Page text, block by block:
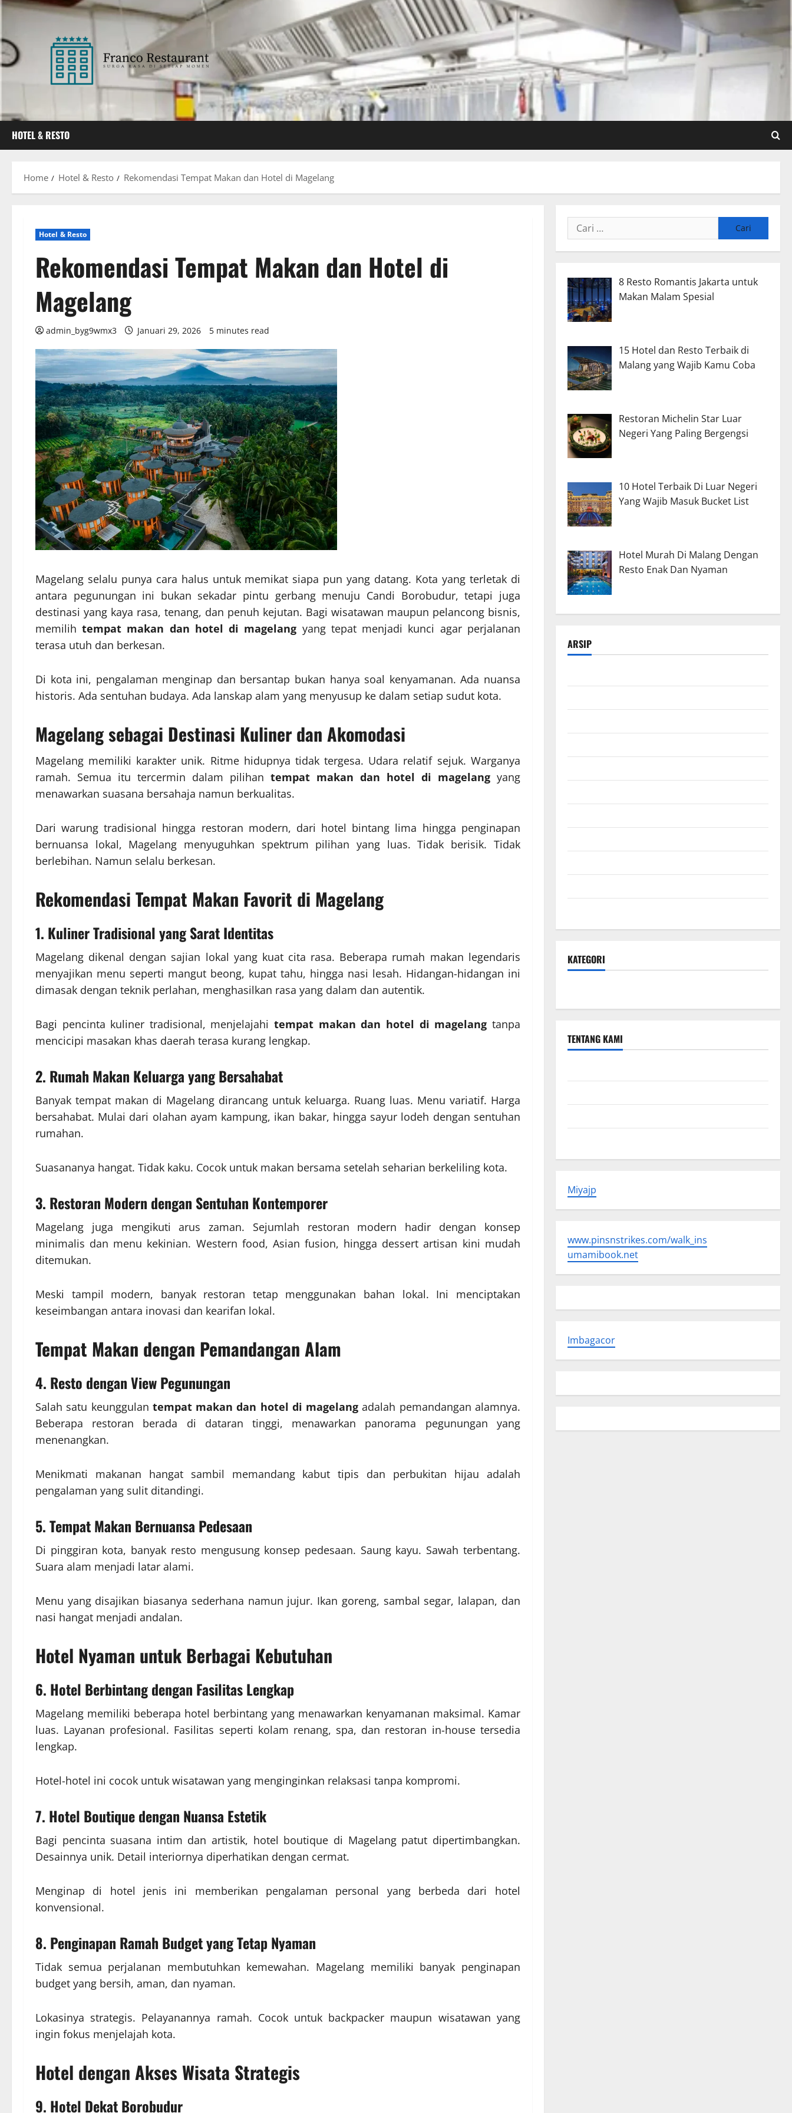
Skip
content
HOTEL & RESTO
Home Hotel & Resto Rekomendasi Tempat Makan dan Hotel di Magelang
Hotel & Resto
Rekomendasi Tempat Makan dan Hotel di
Magelang
admin_byg9wmx3 Januari 29, 2026 5 minutes read
Magelang selalu punya cara halus untuk memikat siapa pun yang datang. Kota yang terletak di
antara pegunungan ini bukan sekadar pintu gerbang menuju Candi Borobudur, tetapi juga
destinasi yang kaya rasa, tenang, dan penuh kejutan. Bagi wisatawan maupun pelancong bisnis,
memilihtempat makan dan hotel di magelang yang tepat menjadi kunci agar perjalanan
terasa utuh dan berkesan.
Di kota ini, pengalaman menginap dan bersantap bukan hanya soal kenyamanan. Ada nuansa
historis. Ada sentuhan budaya. Ada lanskap alam yang menyusup ke dalam setiap sudut kota.
Magelang sebagai Destinasi Kuliner dan Akomodasi
Magelang memiliki karakter unik. Ritme hidupnya tidak tergesa. Udara relatif sejuk. Warganya
ramah. Semua itu tercermin dalam pilihan tempat makan dan hotel di magelangyang
menawarkan suasana bersahaja namun berkualitas.
Dari warung tradisional hingga restoran modern, dari hotel bintang lima hingga penginapan
bernuansa lokal, Magelang menyuguhkan spektrum pilihan yang luas. Tidak berisik. Tidak
berlebihan. Namun selalu berkesan.
Rekomendasi Tempat Makan Favorit di Magelang
1. Kuliner Tradisional yang Sarat Identitas
Magelang dikenal dengan sajian lokal yang kuat cita rasa. Beberapa rumah makan legendaris
menyajikan menu seperti mangut beong, kupat tahu, hingga nasi lesah. Hidangan-hidangan ini
dimasak dengan teknik perlahan, menghasilkan rasa yang dalam dan autentik.
Bagi pencinta kuliner tradisional, menjelajahitempat makan dan hotel di magelang tanpa
mencicipi masakan khas daerah terasa kurang lengkap.
2. Rumah Makan Keluarga yang Bersahabat
Banyak tempat makan di Magelang dirancang untuk keluarga. Ruang luas. Menu variatif. Harga
bersahabat. Mulai dari olahan ayam kampung, ikan bakar, hingga sayur lodeh dengan sentuhan
rumahan.
Suasananya hangat. Tidak kaku. Cocok untuk makan bersama setelah seharian berkeliling kota.
3. Restoran Modern dengan Sentuhan Kontemporer
Magelang juga mengikuti arus zaman. Sejumlah restoran modern hadir dengan konsep
minimalis dan menu kekinian. Western food, Asian fusion, hingga dessert artisan kini mudah
ditemukan.
Meski tampil modern, banyak restoran tetap menggunakan bahan lokal. Ini menciptakan
keseimbangan antara inovasi dan kearifan lokal.
Tempat Makan dengan Pemandangan Alam
4. Resto dengan View Pegunungan
Salah satu keunggulan tempat makan dan hotel di magelang adalah pemandangan alamnya.
Beberapa restoran berada di dataran tinggi, menawarkan panorama pegunungan yang
menenangkan.
Menikmati makanan hangat sambil memandang kabut tipis dan perbukitan hijau adalah
pengalaman yang sulit ditandingi.
5. Tempat Makan Bernuansa Pedesaan
Di pinggiran kota, banyak resto mengusung konsep pedesaan. Saung kayu. Sawah terbentang.
Suara alam menjadi latar alami.
Menu yang disajikan biasanya sederhana namun jujur. Ikan goreng, sambal segar, lalapan, dan
nasi hangat menjadi andalan.
Hotel Nyaman untuk Berbagai Kebutuhan
6. Hotel Berbintang dengan Fasilitas Lengkap
Magelang memiliki beberapa hotel berbintang yang menawarkan kenyamanan maksimal. Kamar
luas. Layanan profesional. Fasilitas seperti kolam renang, spa, dan restoran in-house tersedia
lengkap.
Hotel-hotel ini cocok untuk wisatawan yang menginginkan relaksasi tanpa kompromi.
7. Hotel Boutique dengan Nuansa Estetik
Bagi pencinta suasana intim dan artistik, hotel boutique di Magelang patut dipertimbangkan.
Desainnya unik. Detail interiornya diperhatikan dengan cermat.
Menginap di hotel jenis ini memberikan pengalaman personal yang berbeda dari hotel
konvensional.
8. Penginapan Ramah Budget yang Tetap Nyaman
Tidak semua perjalanan membutuhkan kemewahan. Magelang memiliki banyak penginapan
budget yang bersih, aman, dan nyaman.
Lokasinya strategis. Pelayanannya ramah. Cocok untuk backpacker maupun wisatawan yang
ingin fokus menjelajah kota.
Hotel dengan Akses Wisata Strategis
9. Hotel Dekat Borobudur
Cari
untuk:
8 Resto Romantis Jakarta untuk
Makan Malam Spesial
15 Hotel dan Resto Terbaik di
Malang yang Wajib Kamu Coba
Restoran Michelin Star Luar
Negeri Yang Paling Bergengsi
10 Hotel Terbaik Di Luar Negeri
Yang Wajib Masuk Bucket List
Hotel Murah Di Malang Dengan
Resto Enak Dan Nyaman
ARSIP
KATEGORI
TENTANG KAMI
Miyajp
www.pinsnstrikes.com/walk_ins
umamibook.net
Imbagacor